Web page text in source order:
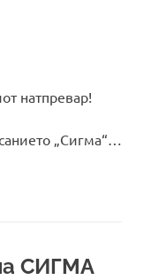
натпревар!
„Сигма“…
СИГМА